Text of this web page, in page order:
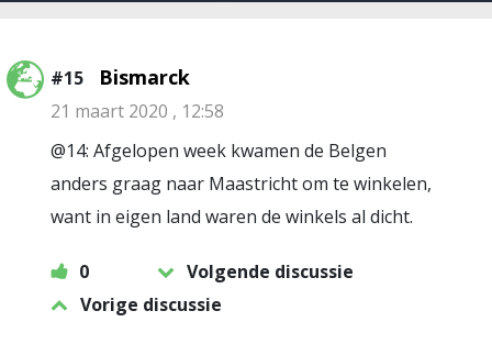
#15 Bismarck
21 maart 2020 , 12:58
@14: Afgelopen week kwamen de Belgen
anders graag naar Maastricht om te winkelen,
want in eigen land waren de winkels al dicht.
0
Volgende discussie
Vorige discussie